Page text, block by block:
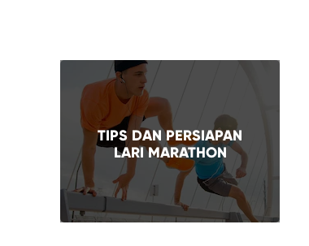
TIPS DAN PERSIAPAN
LARI MARATHON